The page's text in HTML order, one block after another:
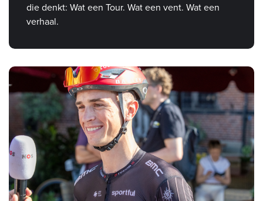
die denkt: Wat een Tour. Wat een vent. Wat een
verhaal.